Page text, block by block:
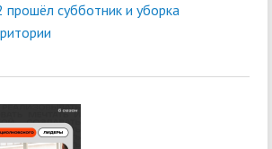
субботник и уборка